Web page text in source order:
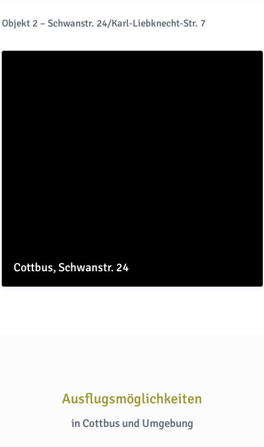
Objekt 2 – Schwanstr. 24/Karl-Liebknecht-Str. 7
Cottbus, Schwanstr. 24
Ausflugsmöglichkeiten
in Cottbus und Umgebung